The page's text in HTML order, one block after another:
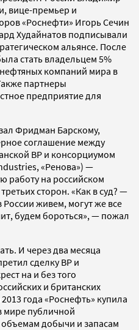
вице-премьер и
«Роснефти» Игорь Сечин
Худайнатов подписывали
альянсе. После
стать владельцем 5%
компаний мира в
партнеры
предприятие для
Фридман Барскому,
соглашение между
ВР и консорциумом
«Ренова») —
работу на российском
сторон. «Как в суд? —
живем, могут же все
будем бороться», — пожал
И через два месяца
сделку ВР и
на и без того
и британских
года «Роснефть» купила
мире публичной
добычи и запасам